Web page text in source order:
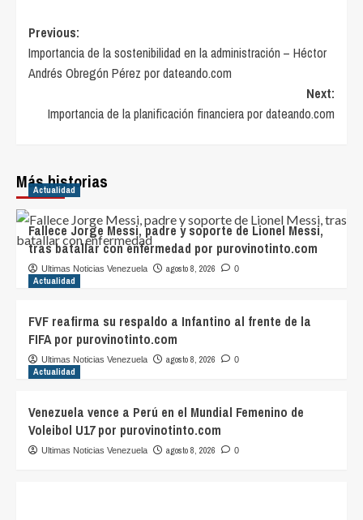
Post
navigation
Previous:
Importancia de la sostenibilidad en la administración – Héctor
Andrés Obregón Pérez por dateando.com
Next:
Importancia de la planificación financiera por dateando.com
Más historias
Actualidad
Fallece Jorge Messi, padre y soporte de Lionel Messi,
tras batallar con enfermedad por purovinotinto.com
Ultimas Noticias Venezuela agosto 8, 2026 0
Actualidad
FVF reafirma su respaldo a Infantino al frente de la
FIFA por purovinotinto.com
Ultimas Noticias Venezuela agosto 8, 2026 0
Actualidad
Venezuela vence a Perú en el Mundial Femenino de
Voleibol U17 por purovinotinto.com
Ultimas Noticias Venezuela agosto 8, 2026 0